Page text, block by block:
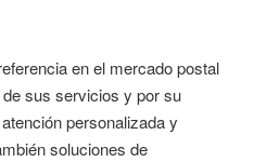
en el mercado postal
sus servicios y por su
personalizada y
soluciones de